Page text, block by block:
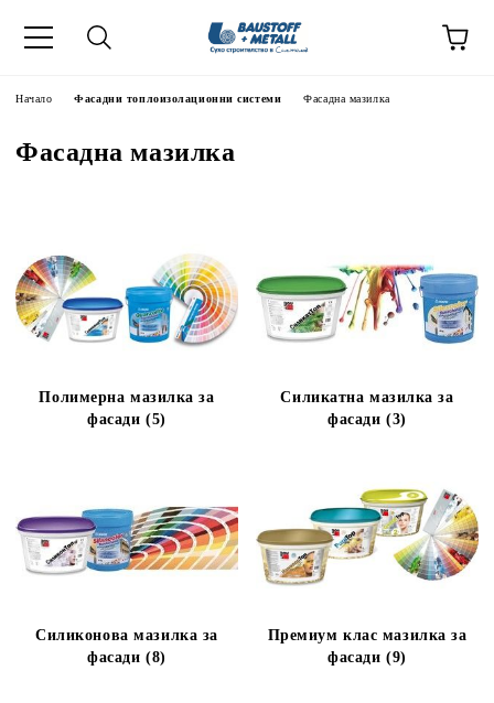
Начало Фасадни топлоизолационни системи Фасадна мазилка
Фасадна мазилка
Полимерна мазилка за
фасади (5)
Силикатна мазилка за
фасади (3)
Силиконова мазилка за
фасади (8)
Премиум клас мазилка за
фасади (9)